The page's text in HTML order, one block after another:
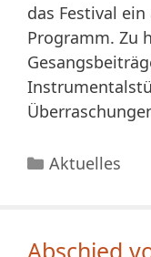
das Festival
Programm. Zu
Kategorien
Aktuelles
Abschied